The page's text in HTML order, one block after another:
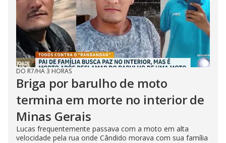
DO R7/HÁ 3 HORAS
Briga por barulho de moto
termina em morte no interior de
Minas Gerais
Lucas frequentemente passava com a moto em alta
velocidade pela rua onde Cândido morava com sua família